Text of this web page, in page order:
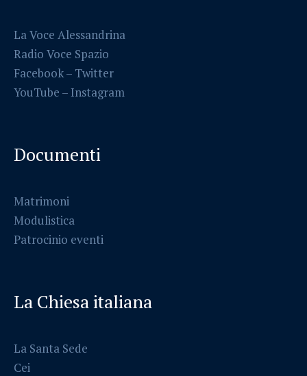
La Voce Alessandrina
Radio Voce Spazio
Facebook– Twitter
YouTube – Instagram
Documenti
Matrimoni
Modulistica
Patrocinio eventi
La Chiesa italiana
La Santa Sede
Cei